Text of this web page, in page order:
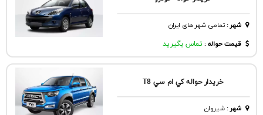
شهر:تمامی شهر های ایران
قیمت حواله : تماس بگیرید
خريدار حواله كي ام سي T8
شهر:شيروان